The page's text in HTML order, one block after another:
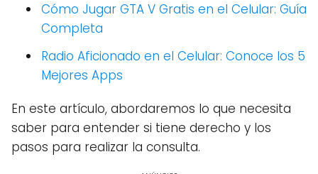
Cómo Jugar GTA V Gratis en el Celular: Guía
Completa
Radio Aficionado en el Celular: Conoce los 5
Mejores Apps
En este artículo, abordaremos lo que necesita
saber para entender si tiene derecho y los
pasos para realizar la consulta.